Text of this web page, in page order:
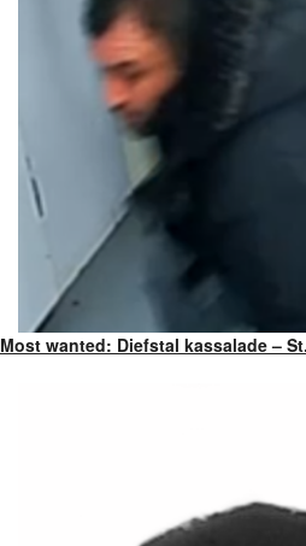
Most wanted: Diefstal kassalade –